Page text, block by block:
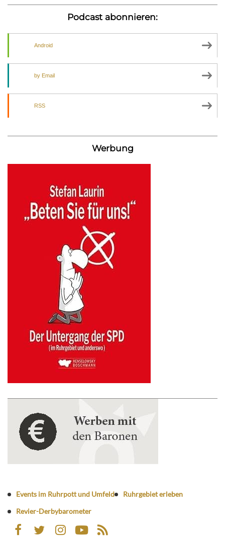
Podcast abonnieren:
Android
by Email
RSS
Werbung
Events im Ruhrpott und Umfeld
Ruhrgebiet erleben
Revier-Derbybarometer